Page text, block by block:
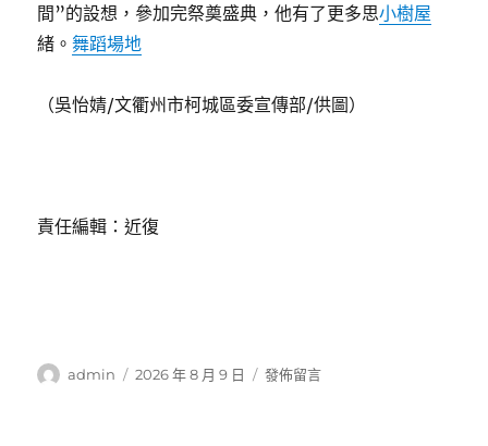
間”的設想，參加完祭奠盛典，他有了更多思小樹屋
緒。舞蹈場地
（吳怡婧/文衢州市柯城區委宣傳部/供圖）
責任編輯：近復
作
admin
發
2026 年 8 月 9 日
在
發佈留言